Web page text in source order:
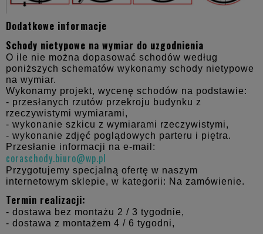
Dodatkowe informacje
Schody nietypowe na wymiar do uzgodnienia
O ile nie można dopasować schodów według
poniższych schematów wykonamy schody nietypowe
na wymiar.
Wykonamy projekt, wycenę schodów na podstawie:
- przesłanych rzutów przekroju budynku z
rzeczywistymi wymiarami,
- wykonanie szkicu z wymiarami rzeczywistymi,
- wykonanie zdjęć poglądowych parteru i piętra.
Przesłanie informacji na e-mail:
coraschody.biuro@wp.pl
Przygotujemy specjalną ofertę w naszym
internetowym sklepie, w kategorii: Na zamówienie.
Termin realizacji:
- dostawa bez montażu 2 / 3 tygodnie,
- dostawa z montażem 4 / 6 tygodni,